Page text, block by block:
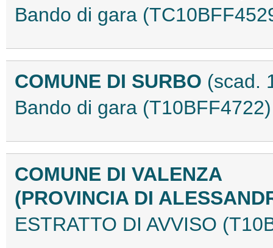
Bando di gara
COMUNE DI SURBO (scad.
Bando di gara (T10BFF4722)
COMUNE DI VALENZA
(PROVINCIA DI
ESTRATTO DI AVVISO